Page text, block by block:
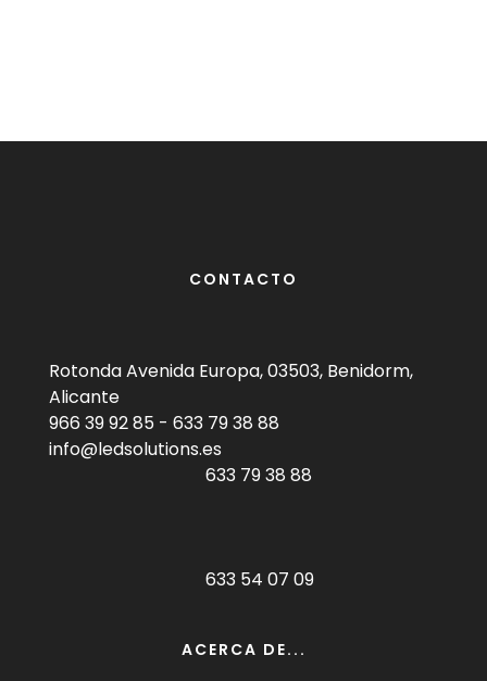
CONTACTO
Rotonda Avenida Europa, 03503, Benidorm,
Alicante
966 39 92 85 - 633 79 38 88
info@ledsolutions.es
633 79 38 88
633 54 07 09
ACERCA DE...